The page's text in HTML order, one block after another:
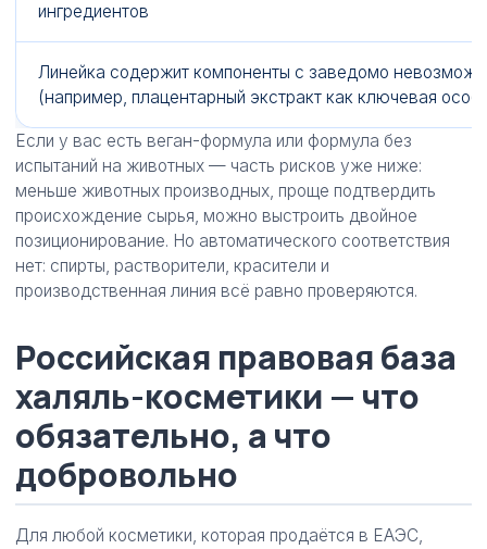
ингредиентов
Линейка содержит компоненты с заведомо
(например, плацентарный экстракт как ключевая
Если у вас есть веган-формула или формула без
испытаний на животных — часть рисков уже ниже:
меньше животных производных, проще подтвердить
происхождение сырья, можно выстроить двойное
позиционирование. Но автоматического соответствия
нет: спирты, растворители, красители и
производственная линия всё равно проверяются.
Российская правовая база
халяль-косметики — что
обязательно, а что
добровольно
Для любой косметики, которая продаётся в ЕАЭС,